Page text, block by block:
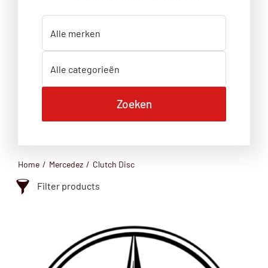
Home Mercedez Clutch Disc
Filter products
Categorie